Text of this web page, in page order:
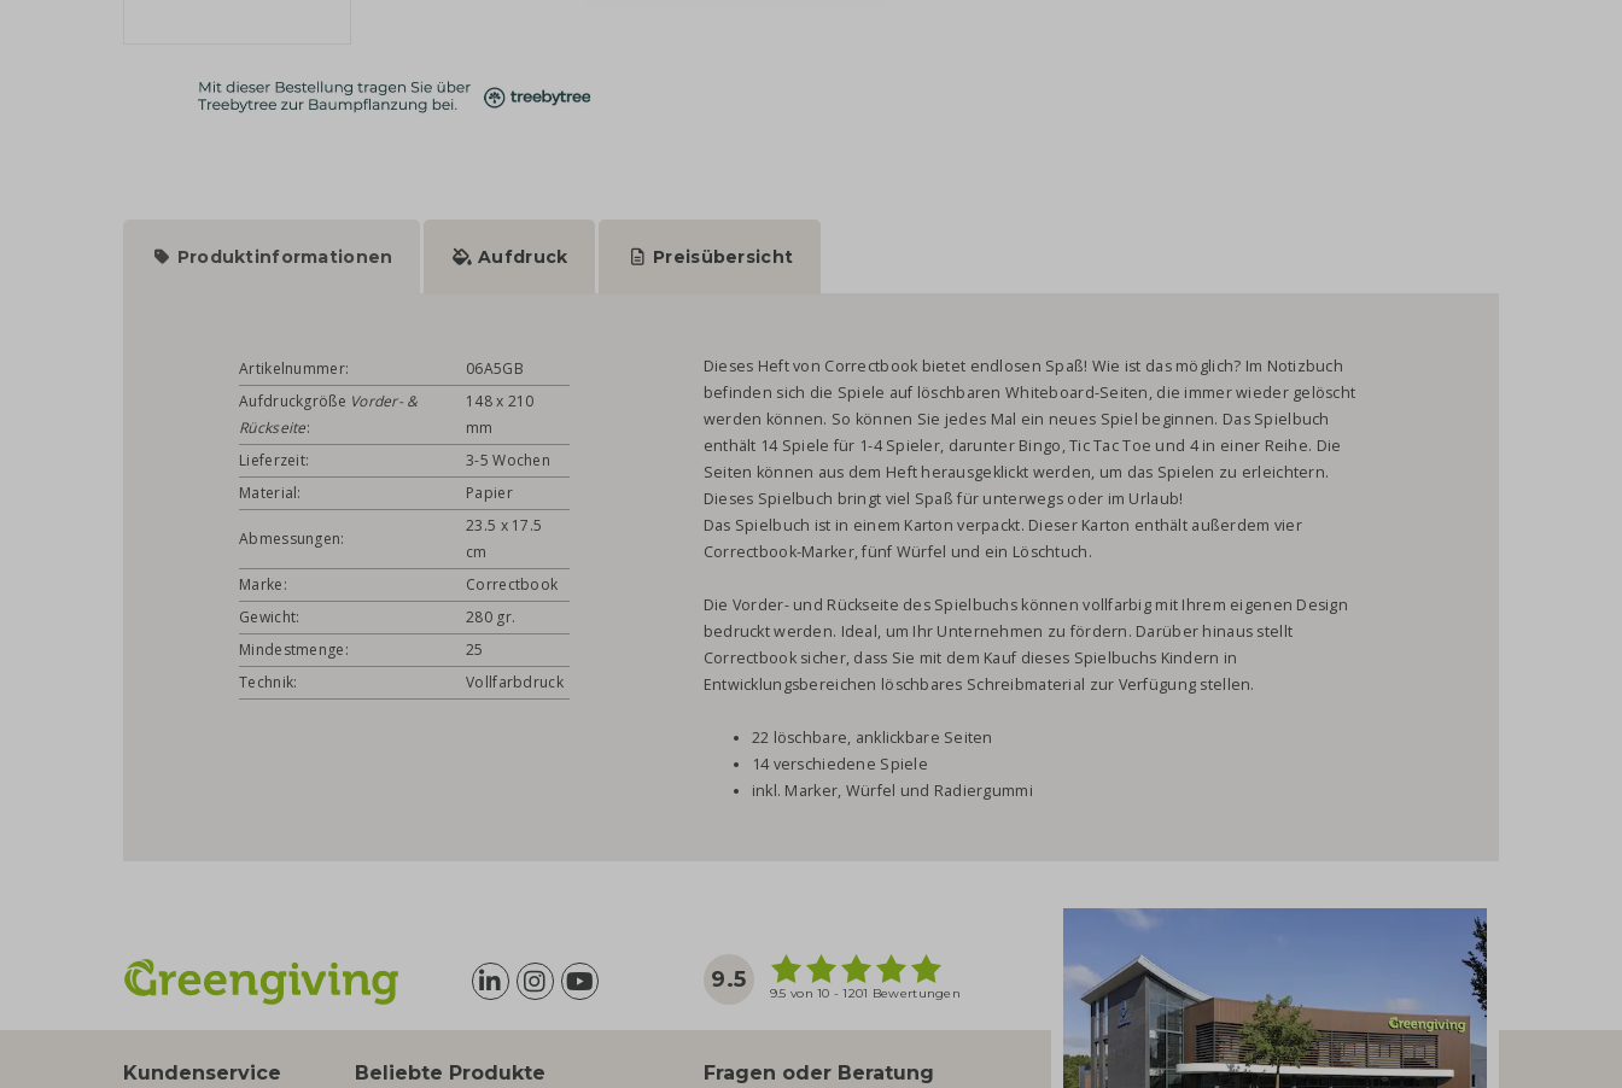
Produktinformationen Aufdruck Preisübersicht
Artikelnummer:
06A5GB
Aufdruckgröße Vorder- &
Rückseite:
148 x 210
mm
Lieferzeit:
3-5 Wochen
Material:
Papier
Abmessungen:
23.5 x 17.5
cm
Marke:
Correctbook
Gewicht:
280 gr.
Mindestmenge:
25
Technik:
Vollfarbdruck
Dieses Heft von Correctbook bietet endlosen Spaß! Wie ist das möglich? Im Notizbuch
befinden sich die Spiele auf löschbaren Whiteboard-Seiten, die immer wieder gelöscht
werden können. So können Sie jedes Mal ein neues Spiel beginnen. Das Spielbuch
enthält 14 Spiele für 1-4 Spieler, darunter Bingo, Tic Tac Toe und 4 in einer Reihe. Die
Seiten können aus dem Heft herausgeklickt werden, um das Spielen zu erleichtern.
Dieses Spielbuch bringt viel Spaß für unterwegs oder im Urlaub!
Das Spielbuch ist in einem Karton verpackt. Dieser Karton enthält außerdem vier
Correctbook-Marker, fünf Würfel und ein Löschtuch.
Die Vorder- und Rückseite des Spielbuchs können vollfarbig mit Ihrem eigenen Design
bedruckt werden. Ideal, um Ihr Unternehmen zu fördern. Darüber hinaus stellt
Correctbook sicher, dass Sie mit dem Kauf dieses Spielbuchs Kindern in
Entwicklungsbereichen löschbares Schreibmaterial zur Verfügung stellen.
22 löschbare, anklickbare Seiten
14 verschiedene Spiele
inkl. Marker, Würfel und Radiergummi
9.5
9.5 von 10 - 1201 Bewertungen
Kundenservice Beliebte Produkte Fragen oder Beratung